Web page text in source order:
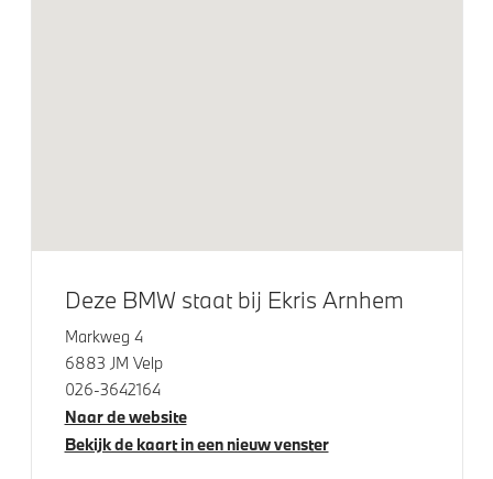
M Koplampen Shadow Line
M Sportremsysteem Rot
Adaptieve LED koplampen
Trekhaak met elektrisch wegklapbare kogel
Deze BMW staat bij Ekris Arnhem
Markweg 4
6883 JM Velp
026-3642164
Naar de website
Bekijk de kaart in een nieuw venster